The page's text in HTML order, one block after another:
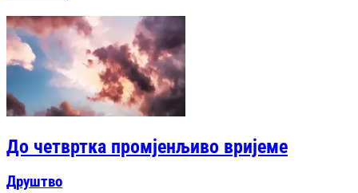
До четвртка промјенљиво вријеме
Друштво